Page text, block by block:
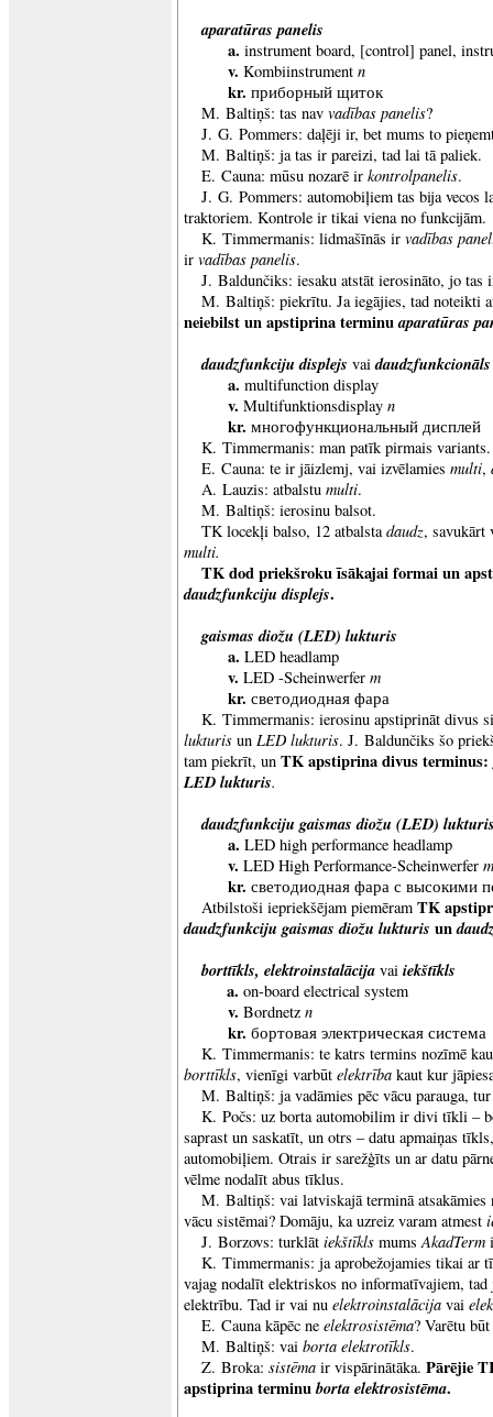
aparatūras panelis
a. instrument board, [control] panel,
v. Kombiinstrument n
kr. приборный щиток
M. Baltiņš: tas nav vadības panelis?
J. G. Pommers: daļēji ir, bet mums to
M. Baltiņš: ja tas ir pareizi, tad lai tā paliek.
E. Cauna: mūsu nozarē ir kontrolpanelis.
J. G. Pommers: automobiļiem tas bija vecos
traktoriem. Kontrole ir tikai viena no funkcijām.
K. Timmermanis: lidmašīnās ir vadības
ir vadības panelis.
J. Baldunčiks: iesaku atstāt ierosināto, jo tas
M. Baltiņš: piekrītu. Ja iegājies, tad noteikti
neiebilst un apstiprina terminuaparatūras
daudzfunkciju displejs vai
a. multifunction display
v. Multifunktionsdisplay n
kr. многофункциональный дисплей
K. Timmermanis: man patīk pirmais
E. Cauna: te ir jāizlemj, vai izvēlamies multi,
A. Lauzis: atbalstu multi.
M. Baltiņš: ierosinu balsot.
TK locekļi balso, 12 atbalstadaudz, savukārt
multi.
TK dod priekšroku īsākajai formai un
daudzfunkciju displejs.
gaismas diožu (LED) lukturis
a. LED headlamp
v. LED -Scheinwerfer m
kr. светодиодная фара
K. Timmermanis: ierosinu apstiprināt divus
lukturis un LED lukturis. J. Baldunčiks šo
tam piekrīt, un TK apstiprina divus terminus:
LED lukturis.
daudzfunkciju gaismas diožu (LED)
a. LED high performance headlamp
v. LED High Performance-Scheinwerfer m
kr. светодиодная фара с высокими
Atbilstoši iepriekšējam piemēram TK
daudzfunkciju gaismas diožu lukturis un
borttīkls, elektroinstalācija vai iekštīkls
a. on-board electrical system
v. Bordnetz n
kr. бортовая электрическая система
K. Timmermanis: te katrs termins nozīmē
borttīkls, vienīgi varbūt elektrība kaut kur
M. Baltiņš: ja vadāmies pēc vācu parauga,
K. Počs: uz borta automobilim ir divi tīkli –
saprast un saskatīt, un otrs – datu apmaiņas
automobiļiem. Otrais ir sarežģīts un ar datu
vēlme nodalīt abus tīklus.
M. Baltiņš: vai latviskajā terminā atsakāmies
vācu sistēmai? Domāju, ka uzreiz varam atmest
J. Borzovs: turklāt iekštīkls mumsAkadTerm
K. Timmermanis: ja aprobežojamies tikai ar
vajag nodalīt elektriskos no informatīvajiem, tad
elektrību. Tad ir vai nu elektroinstalācija vai
E. Cauna kāpēc ne elektrosistēma? Varētu būt
M. Baltiņš: vai borta elektrotīkls.
Z. Broka: sistēma ir vispārinātāka. Pārējie
apstiprina terminuborta elektrosistēma.